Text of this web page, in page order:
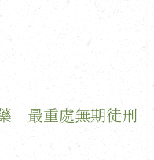
最重處無期徒刑